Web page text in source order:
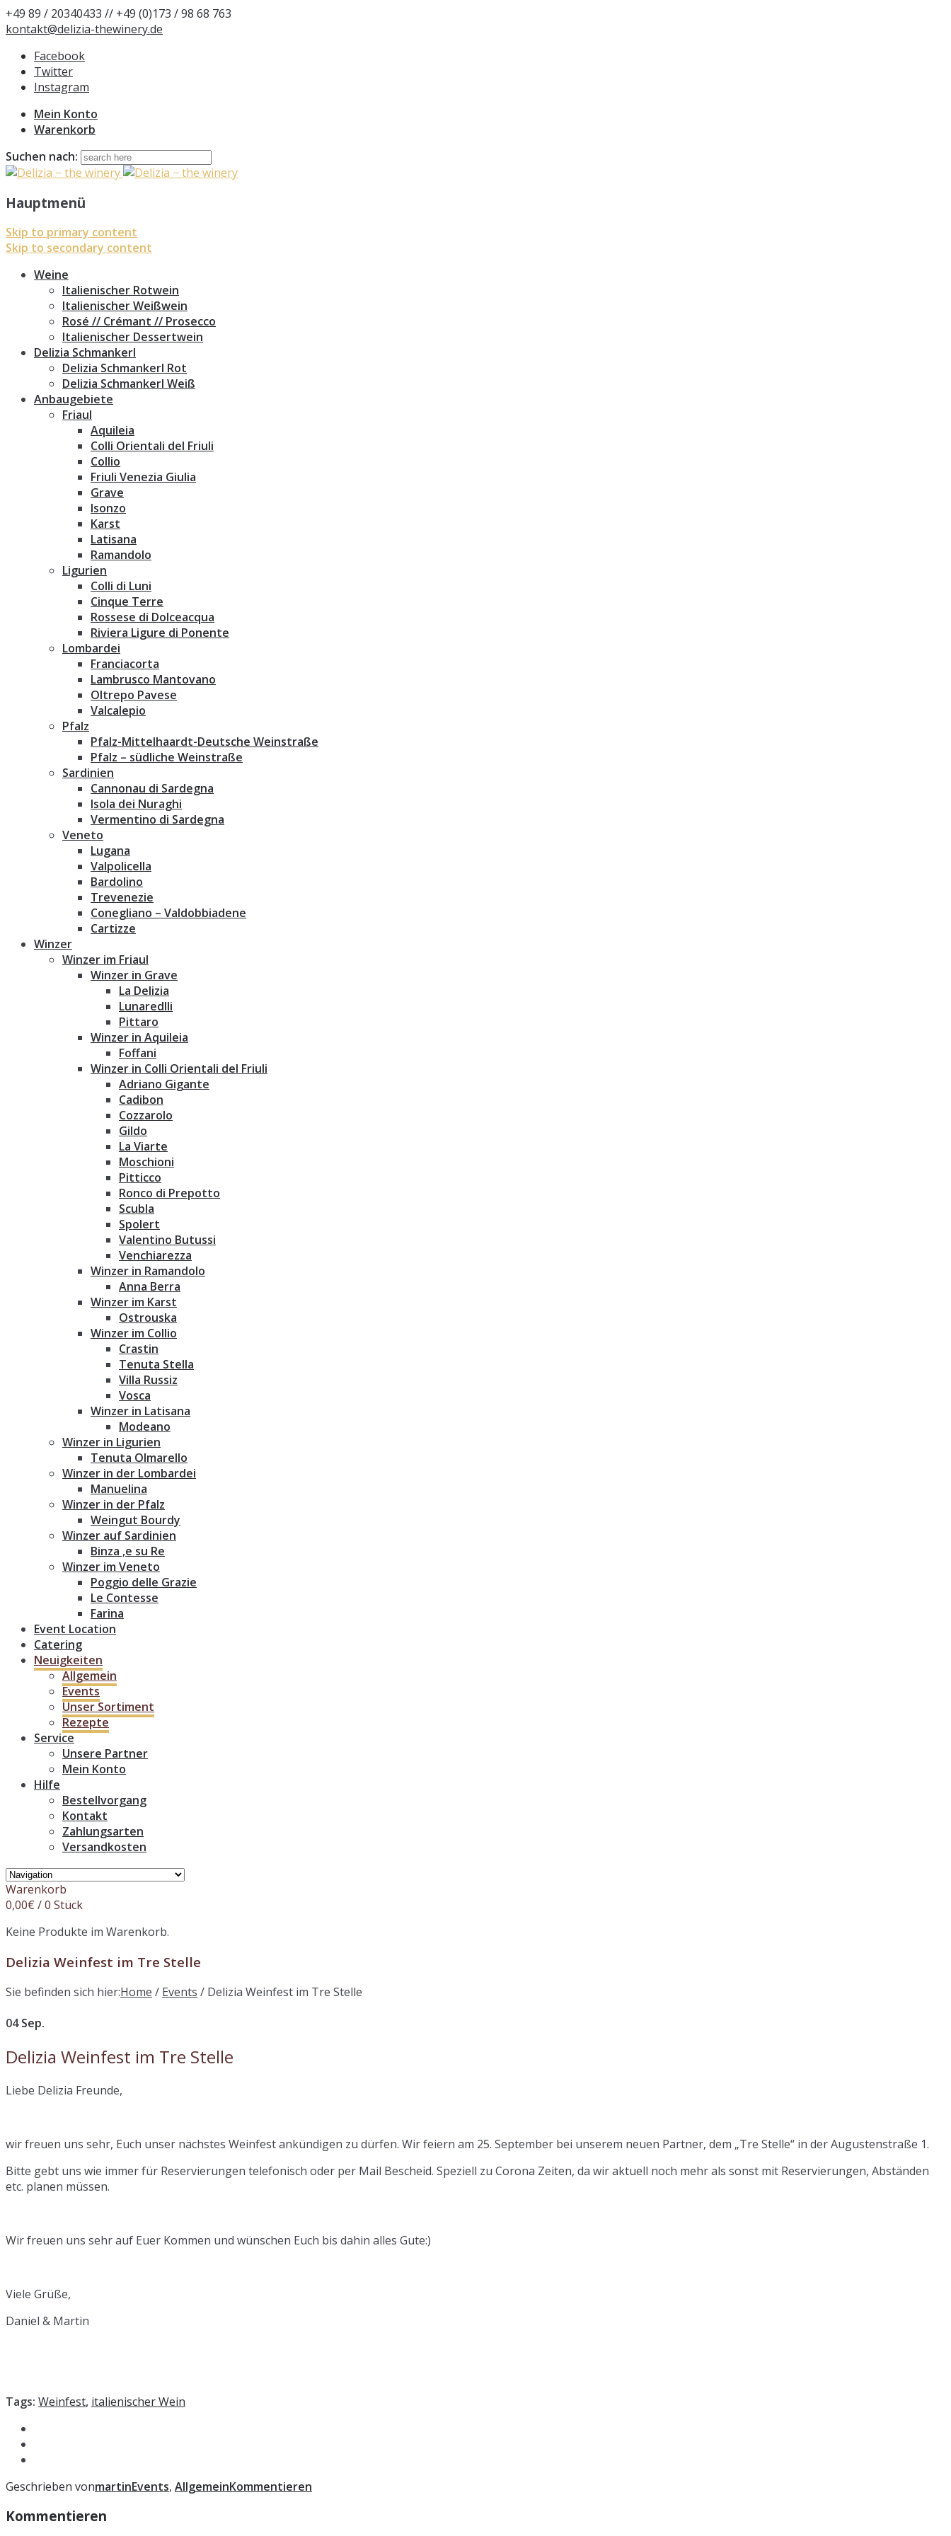
+49 89 / 20340433 // +49 (0)173 / 98 68 763
kontakt@delizia-thewinery.de
Facebook
Twitter
Instagram
Mein Konto
Warenkorb
Suchen nach:
Hauptmenü
Skip to primary content
Skip to secondary content
Weine
Italienischer Rotwein
Italienischer Weißwein
Rosé // Crémant // Prosecco
Italienischer Dessertwein
Delizia Schmankerl
Delizia Schmankerl Rot
Delizia Schmankerl Weiß
Anbaugebiete
Friaul
Aquileia
Colli Orientali del Friuli
Collio
Friuli Venezia Giulia
Grave
Isonzo
Karst
Latisana
Ramandolo
Ligurien
Colli di Luni
Cinque Terre
Rossese di Dolceacqua
Riviera Ligure di Ponente
Lombardei
Franciacorta
Lambrusco Mantovano
Oltrepo Pavese
Valcalepio
Pfalz
Pfalz-Mittelhaardt-Deutsche Weinstraße
Pfalz – südliche Weinstraße
Sardinien
Cannonau di Sardegna
Isola dei Nuraghi
Vermentino di Sardegna
Veneto
Lugana
Valpolicella
Bardolino
Trevenezie
Conegliano – Valdobbiadene
Cartizze
Winzer
Winzer im Friaul
Winzer in Grave
La Delizia
Lunaredlli
Pittaro
Winzer in Aquileia
Foffani
Winzer in Colli Orientali del Friuli
Adriano Gigante
Cadibon
Cozzarolo
Gildo
La Viarte
Moschioni
Pitticco
Ronco di Prepotto
Scubla
Spolert
Valentino Butussi
Venchiarezza
Winzer in Ramandolo
Anna Berra
Winzer im Karst
Ostrouska
Winzer im Collio
Crastin
Tenuta Stella
Villa Russiz
Vosca
Winzer in Latisana
Modeano
Winzer in Ligurien
Tenuta Olmarello
Winzer in der Lombardei
Manuelina
Winzer in der Pfalz
Weingut Bourdy
Winzer auf Sardinien
Binza ‚e su Re
Winzer im Veneto
Poggio delle Grazie
Le Contesse
Farina
Event Location
Catering
Neuigkeiten
Allgemein
Events
Unser Sortiment
Rezepte
Service
Unsere Partner
Mein Konto
Hilfe
Bestellvorgang
Kontakt
Zahlungsarten
Versandkosten
Warenkorb
0,00€ / 0 Stück
Keine Produkte im Warenkorb.
Delizia Weinfest im Tre Stelle
Sie befinden sich hier:Home / Events / Delizia Weinfest im Tre Stelle
04 Sep.
Delizia Weinfest im Tre Stelle
Liebe Delizia Freunde,
wir freuen uns sehr, Euch unser nächstes Weinfest ankündigen zu dürfen. Wir feiern am 25. September bei unserem neuen Partner, dem „Tre Stelle“ in der Augustenstraße 1.
Bitte gebt uns wie immer für Reservierungen telefonisch oder per Mail Bescheid. Speziell zu Corona Zeiten, da wir aktuell noch mehr als sonst mit Reservierungen, Abständen
etc. planen müssen.
Wir freuen uns sehr auf Euer Kommen und wünschen Euch bis dahin alles Gute:)
Viele Grüße,
Daniel & Martin
Tags: Weinfest, italienischer Wein
Geschrieben vonmartinEvents, AllgemeinKommentieren
Kommentieren